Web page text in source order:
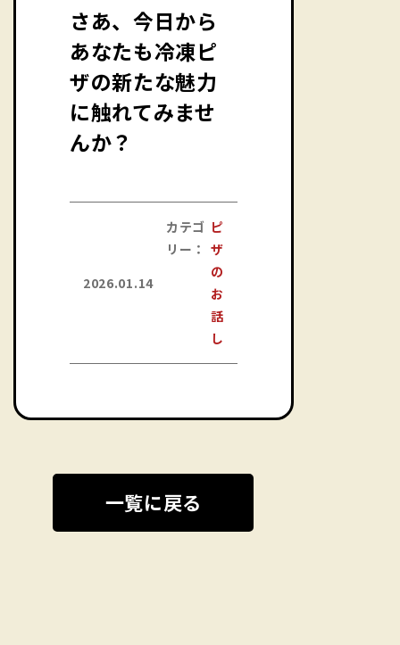
さあ、今日から
あなたも冷凍ピ
ザの新たな魅力
に触れてみませ
んか？
2026.01.14
カテゴ
リー：
ピ
ザ
の
お
話
し
一覧に戻る